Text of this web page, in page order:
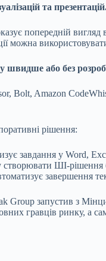
та
попередній вигляд
можна
швидше або без
Bolt, Amazon
рішення:
завдання у Word,
створювати ШІ-рішення
завершення
запустив з
гравців ринку, а